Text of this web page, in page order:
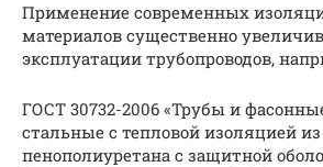
Применение современных
материалов существенно
эксплуатации трубопроводов,
ГОСТ 30732-2006 «Трубы и
стальные с тепловой изоляцией из
пенополиуретана с защитной